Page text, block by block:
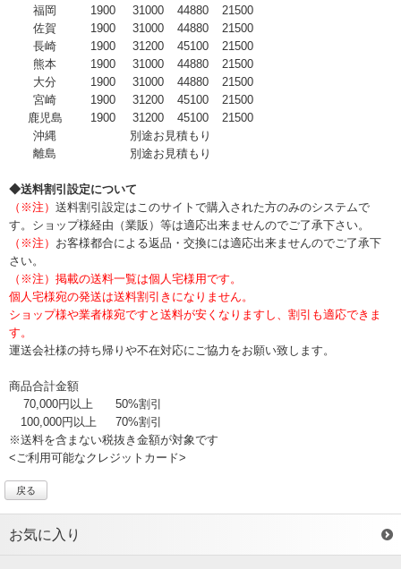
福岡
1900 31000 44880
21500
佐賀
1900 31000 44880
21500
長崎
1900 31200 45100
21500
熊本
1900 31000 44880
21500
大分
1900 31000 44880
21500
宮崎
1900 31200 45100
21500
鹿児島
1900 31200 45100
21500
沖縄
別途お見積もり
離島
別途お見積もり
◆送料割引設定について
（※注） 送料割引設定はこのサイトで購入された方のみのシステムで
す。ショップ様経由（業販）等は適応出来ませんのでご了承下さい。
（※注） お客様都合による返品・交換には適応出来ませんのでご了承下
さい。
（※注）掲載の送料一覧は個人宅様用です。
個人宅様宛の発送は送料割引きになりません。
ショップ様や業者様宛ですと送料が安くなりますし、割引も適応できま
す。
運送会社様の持ち帰りや不在対応にご協力をお願い致します。
商品合計金額
70,000円以上
50%割引
100,000円以上
70%割引
※送料を含まない税抜き金額が対象です
<ご利用可能なクレジットカード>
戻る
お気に入り